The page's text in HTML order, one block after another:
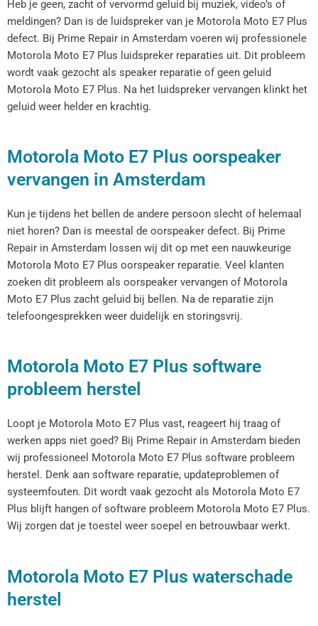
Heb je geen, zacht of vervormd geluid bij muziek, video’s of
meldingen? Dan is de luidspreker van je Motorola Moto E7 Plus
defect. Bij Prime Repair in Amsterdam voeren wij professionele
Motorola Moto E7 Plus luidspreker reparaties uit. Dit probleem
wordt vaak gezocht als speaker reparatie of geen geluid
Motorola Moto E7 Plus. Na het luidspreker vervangen klinkt het
geluid weer helder en krachtig.
Motorola Moto E7 Plus oorspeaker
vervangen in Amsterdam
Kun je tijdens het bellen de andere persoon slecht of helemaal
niet horen? Dan is meestal de oorspeaker defect. Bij Prime
Repair in Amsterdam lossen wij dit op met een nauwkeurige
Motorola Moto E7 Plus oorspeaker reparatie. Veel klanten
zoeken dit probleem als oorspeaker vervangen of Motorola
Moto E7 Plus zacht geluid bij bellen. Na de reparatie zijn
telefoongesprekken weer duidelijk en storingsvrij.
Motorola Moto E7 Plus software
probleem herstel
Loopt je Motorola Moto E7 Plus vast, reageert hij traag of
werken apps niet goed? Bij Prime Repair in Amsterdam bieden
wij professioneel Motorola Moto E7 Plus software probleem
herstel. Denk aan software reparatie, updateproblemen of
systeemfouten. Dit wordt vaak gezocht als Motorola Moto E7
Plus blijft hangen of software probleem Motorola Moto E7 Plus.
Wij zorgen dat je toestel weer soepel en betrouwbaar werkt.
Motorola Moto E7 Plus waterschade
herstel